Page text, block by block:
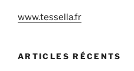
www.tessella.fr
ARTICLES RÉCENTS